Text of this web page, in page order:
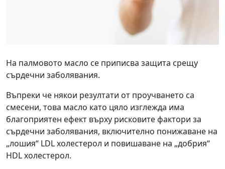
На палмовото масло се приписва защита срещу
сърдечни заболявания.
Въпреки че някои резултати от проучването са
смесени, това масло като цяло изглежда има
благоприятен ефект върху рисковите фактори за
сърдечни заболявания, включително понижаване на
„лошия“ LDL холестерол и повишаване на „добрия“
HDL холестерол.